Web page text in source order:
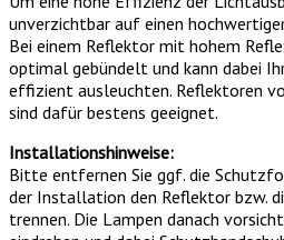
unverzichtbar auf einen
Bei einem Reflektor mit hohem
optimal gebündelt und kann dabei
effizient ausleuchten. Reflektoren
sind dafür bestens geeignet.
Installationshinweise:
Bitte entfernen Sie ggf. die
der Installation den Reflektor bzw.
trennen. Die Lampen danach